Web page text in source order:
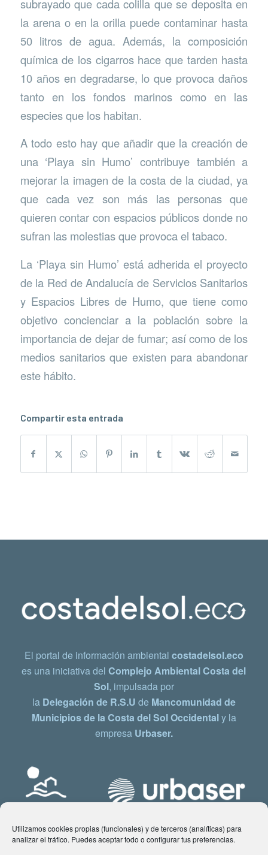
Utilizamos cookies propias (funcionales) y de terceros (analíticas) para
analizar el tráfico. Puedes aceptar todo o configurar tus preferencias.
subrayado que cada colilla que se deposita en
la arena o en la orilla puede contaminar hasta
50 litros de agua. Además, la composición
química de los cigarros hace que tarden hasta
10 años en degradarse, lo que provoca daños
tanto en los fondos marinos como en las
especies que los habitan.
A todo esto hay que añadir que la creación de
una ‘Playa sin Humo’ contribuye también a
mejorar la imagen de la costa de la ciudad, ya
que cada vez son más las personas que
quieren contar con espacios públicos donde no
sufran las molestias que provoca el tabaco.
La ‘Playa sin Humo’ está adherida el proyecto
de la Red de Andalucía de Servicios Sanitarios
y Espacios Libres de Humo, que tiene como
objetivo concienciar a la población sobre la
importancia de dejar de fumar; así como de los
medios sanitarios que existen para abandonar
este hábito.
Compartir esta entrada
El portal de información ambiental costadelsol.eco
es una iniciativa delComplejo Ambiental Costa del
Sol, impulsada por
la Delegación de R.S.U de Mancomunidad de
Municipios de la Costa del Sol Occidentaly la
empresa Urbaser.